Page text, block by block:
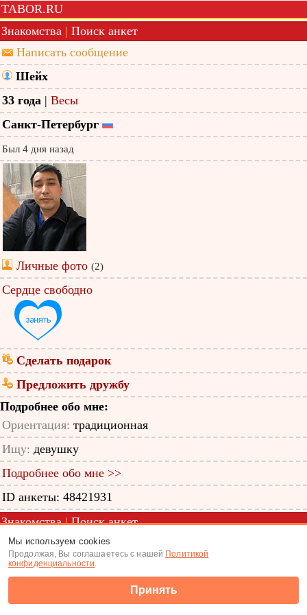
TABOR.RU
Знакомства | Поиск анкет
Написать сообщение
Шейх
33 года | Весы
Санкт-Петербург
Был 4 дня назад
Личные фото (2)
Сердце свободно
Сделать подарок
Предложить дружбу
Подробнее обо мне:
Ориентация: традиционная
Ищу: девушку
Подробнее обо мне >>
ID анкеты: 48421931
Знакомства|Поиск анкет
(c) Tabor.ru 2026
Мы используем cookies
Продолжая, Вы соглашаетесь с нашей Политикой
конфиденциальности.
Принять